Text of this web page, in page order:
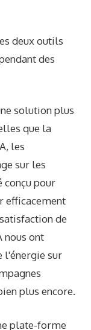
deux outils
des
solution plus
que la
les
sur les
conçu pour
efficacement
de
nous ont
l'énergie sur
plus encore.
plate-forme